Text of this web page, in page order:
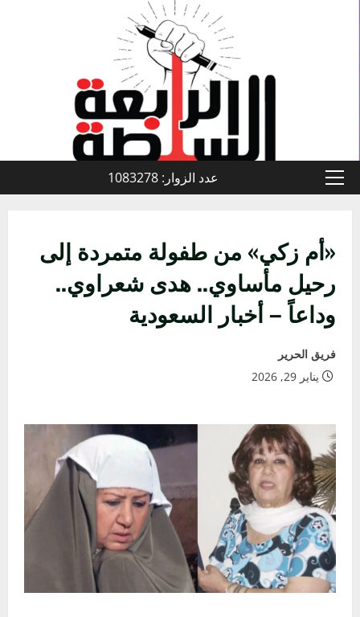
القائمة
عدد الزوار: 1083278
«أم زكي» من طفولة متمردة إلى
رحيل مأساوي.. هدى شعراوي..
وداعاً – أخبار السعودية
فريق الحرير
يناير 29, 2026